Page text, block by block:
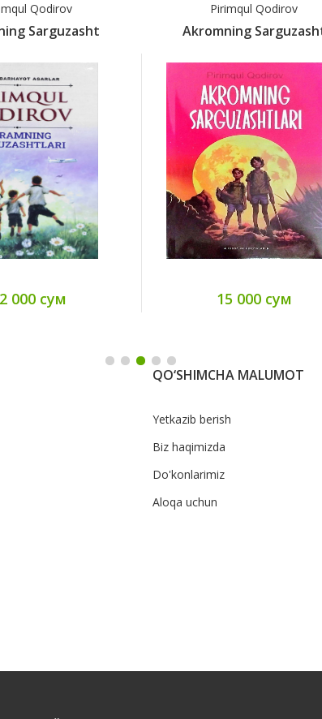
Pirimqul Qodirov
Akromning Sarguzasht
15 000 сум
Anvar
Alamazon Va
12 000
QO‘SHIMCHA MALUMOT
Yetkazib berish
Biz haqimizda
Do'konlarimiz
Aloqa uchun